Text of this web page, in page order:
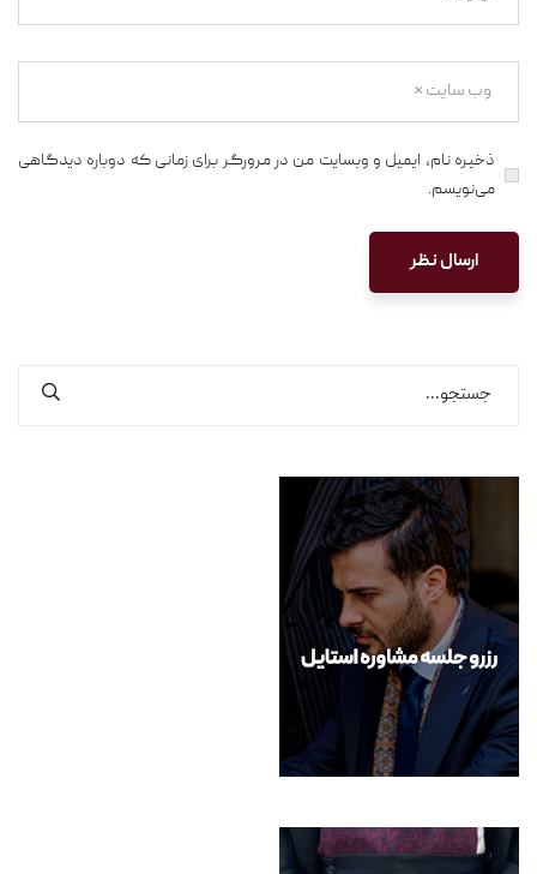
ذخیره نام، ایمیل و وبسایت من در مرورگر برای زمانی که دوباره دیدگاهی
می‌نویسم.